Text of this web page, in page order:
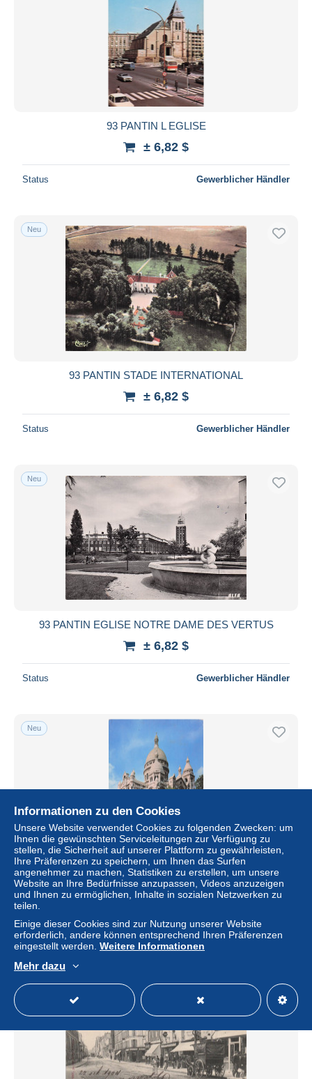
93 PANTIN L EGLISE
± 6,82 $
Status Gewerblicher Händler
Neu
93 PANTIN STADE INTERNATIONAL
± 6,82 $
Status Gewerblicher Händler
Neu
93 PANTIN EGLISE NOTRE DAME DES VERTUS
± 6,82 $
Status Gewerblicher Händler
Neu
93 PANTIN
± 6,82 $
Status Gewerblicher Händler
Informationen zu den Cookies
Unsere Website verwendet Cookies zu folgenden Zwecken: um
Ihnen die gewünschten Serviceleitungen zur Verfügung zu
stellen, die Sicherheit auf unserer Plattform zu gewährleisten,
Ihre Präferenzen zu speichern, um Ihnen das Surfen
angenehmer zu machen, Statistiken zu erstellen, um unsere
Website an Ihre Bedürfnisse anzupassen, Videos anzuzeigen
und Ihnen zu ermöglichen, Inhalte in sozialen Netzwerken zu
teilen.
Einige dieser Cookies sind zur Nutzung unserer Website
erforderlich, andere können entsprechend Ihren Präferenzen
eingestellt werden. Weitere Informationen
Mehr dazu